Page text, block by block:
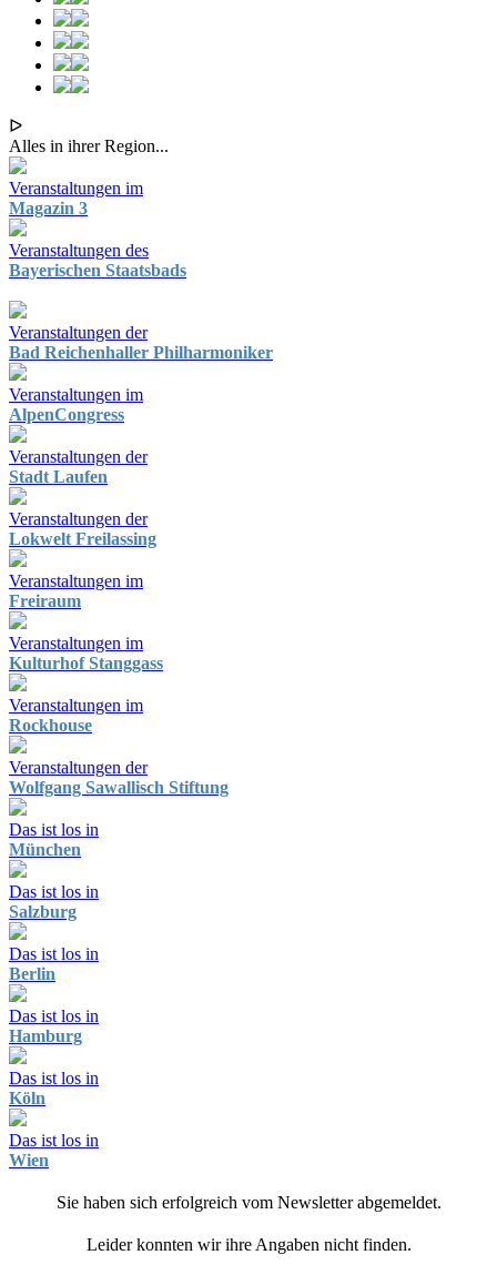
ᐅ
Alles in ihrer Region...
Veranstaltungen im
Magazin 3
Veranstaltungen des
Bayerischen Staatsbads
Veranstaltungen der
Bad Reichenhaller Philharmoniker
Veranstaltungen im
AlpenCongress
Veranstaltungen der
Stadt Laufen
Veranstaltungen der
Lokwelt Freilassing
Veranstaltungen im
Freiraum
Veranstaltungen im
Kulturhof Stanggass
Veranstaltungen im
Rockhouse
Veranstaltungen der
Wolfgang Sawallisch Stiftung
Das ist los in
München
Das ist los in
Salzburg
Das ist los in
Berlin
Das ist los in
Hamburg
Das ist los in
Köln
Das ist los in
Wien
Sie haben sich erfolgreich vom Newsletter abgemeldet.
Leider konnten wir ihre Angaben nicht finden.